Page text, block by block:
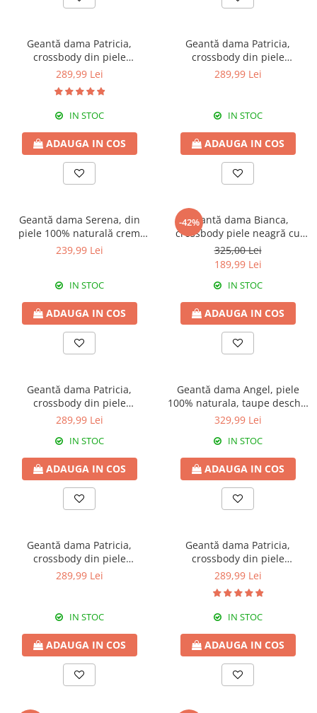
Genți Albastre
Genți Albe
Genți Argintii
Genți Bleumarin
Genți Bordo
Genți Cafenii
Genți Caramel
Genți Corai
Genți Crem
Genți Galbene
Genți Maro
Genți Multicolore
Genți Negre
Genți Roșii
Genți Taupe
Genți Turcoaz
Genți Verzi
Geantă dama Patricia,
crossbody din piele
100%naturala, cu aspect
matlasat,negru,8002
289,99 Lei
IN STOC
ADAUGA IN COS
Geantă dama Patricia,
crossbody din piele
100%naturala, cu aspect
289,99 Lei
IN STOC
ADAUGA IN COS
Geantă dama Serena, din
piele 100% naturală crem
8244
239,99 Lei
IN STOC
ADAUGA IN COS
-42%
Geantă dama Bianca,
crossbody piele neagră cu
aspect matlasat cu accesorii
aurii 8003
325,00 Lei
189,99 Lei
IN STOC
ADAUGA IN COS
Geantă dama Patricia,
crossbody din piele
100%naturala, cu aspect
289,99 Lei
IN STOC
ADAUGA IN COS
Geantă dama Angel, piele
100% naturala, taupe deschis
, 8056
329,99 Lei
IN STOC
ADAUGA IN COS
Geantă dama Patricia,
crossbody din piele
100%naturala, cu aspect
289,99 Lei
IN STOC
ADAUGA IN COS
Geantă dama Patricia,
crossbody din piele
100%naturala, cu aspect
matlasat,nude,8002
289,99 Lei
IN STOC
ADAUGA IN COS